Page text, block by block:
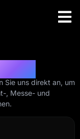
reden.
Sie uns direkt an, um
, Messe- und